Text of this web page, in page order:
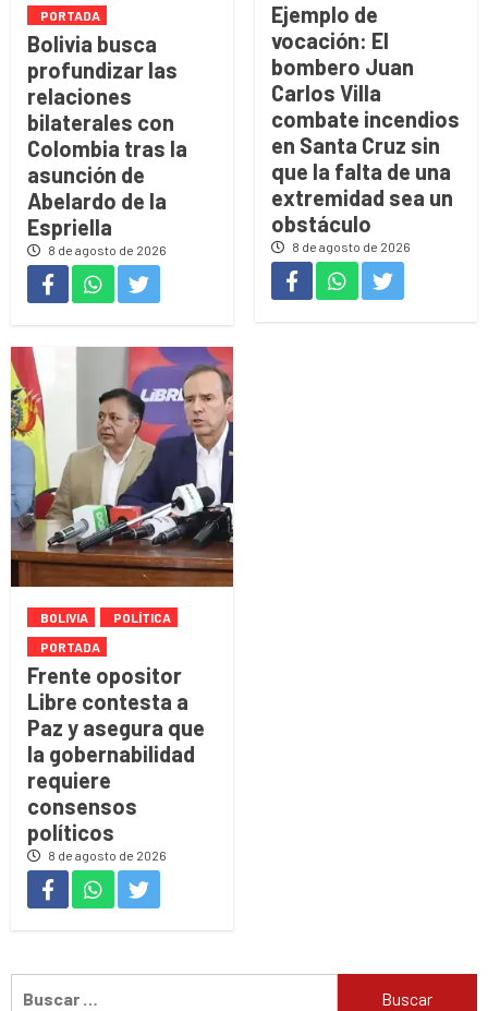
PORTADA
Bolivia busca
profundizar las
relaciones
bilaterales con
Colombia tras la
asunción de
Abelardo de la
Espriella
8 de agosto de 2026
Ejemplo de
vocación: El
bombero Juan
Carlos Villa
combate incendios
en Santa Cruz sin
que la falta de una
extremidad sea un
obstáculo
8 de agosto de 2026
BOLIVIA
POLÍTICA
PORTADA
Frente opositor
Libre contesta a
Paz y asegura que
la gobernabilidad
requiere
consensos
políticos
8 de agosto de 2026